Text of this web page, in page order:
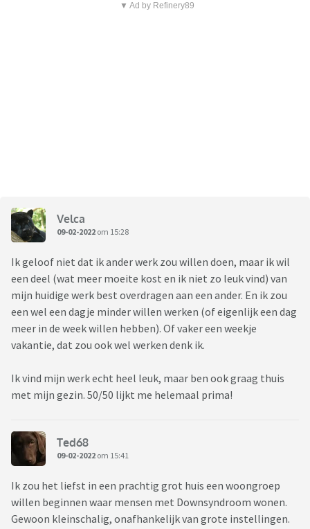
▼ Ad by Refinery89
Velca
09-02-2022 om 15:28
Ik geloof niet dat ik ander werk zou willen doen, maar ik wil
een deel (wat meer moeite kost en ik niet zo leuk vind) van
mijn huidige werk best overdragen aan een ander. En ik zou
een wel een dagje minder willen werken (of eigenlijk een dag
meer in de week willen hebben). Of vaker een weekje
vakantie, dat zou ook wel werken denk ik.
Ik vind mijn werk echt heel leuk, maar ben ook graag thuis
met mijn gezin. 50/50 lijkt me helemaal prima!
Ted68
09-02-2022 om 15:41
Ik zou het liefst in een prachtig grot huis een woongroep
willen beginnen waar mensen met Downsyndroom wonen.
Gewoon kleinschalig, onafhankelijk van grote instellingen.